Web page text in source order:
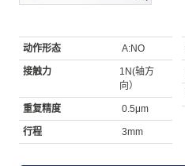
动作形态 A:NO
接触力
1N(轴方
向）
重复精度 0.5μm
行程 3mm